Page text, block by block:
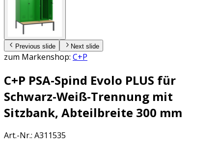
Previous slide Next slide
zum Markenshop: C+P
C+P PSA-Spind Evolo PLUS für
Schwarz-Weiß-Trennung mit
Sitzbank, Abteilbreite 300 mm
Art.-Nr.: A311535